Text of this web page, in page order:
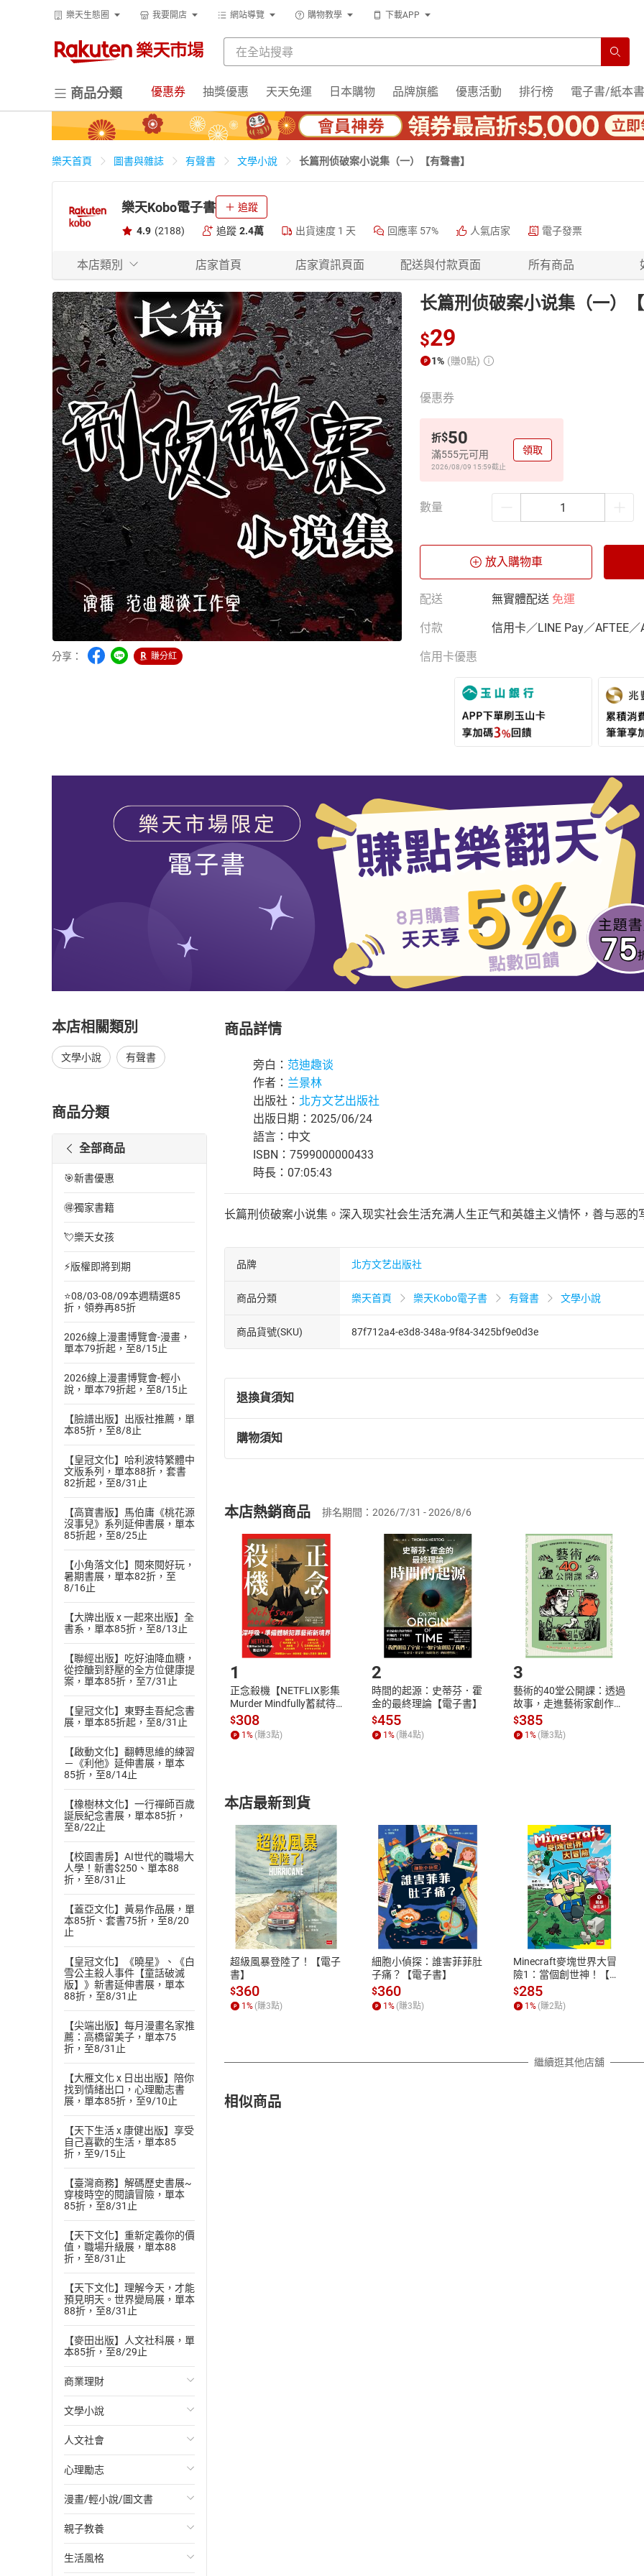
樂天生態圈 我要開店 網站導覽 購物教學 下載APP
商品分類 優惠券 抽獎優惠 天天免運 日本購物 品牌旗艦 優惠活動 排行榜 電子書/紙本書
樂天首頁 圖書與雜誌 有聲書 文學小說 长篇刑侦破案小说集（一）【有聲書】
樂天Kobo電子書 追蹤
4.9 (2188) 追蹤 2.4萬 出貨速度 1 天 回應率 57% 人氣店家 電子發票
本店類別 店家首頁 店家資訊頁面 配送與付款頁面 所有商品
分享： 賺分紅
长篇刑侦破案小说集（一）
$29
1% (賺0點)
優惠券
折$50
滿555元可用
2026/08/09 15:59截止
領取
數量
放入購物車
配送 無實體配送 免運
付款 信用卡／LINE Pay／AFTEE／
信用卡優惠
本店相關類別
文學小說 有聲書
商品分類
全部商品
🎯新書優惠
🉐獨家書籍
💘樂天女孩
⚡版權即將到期
⭐08/03-08/09本週精選85
折，領券再85折
2026線上漫畫博覽會-漫畫，
單本79折起，至8/15止
2026線上漫畫博覽會-輕小
說，單本79折起，至8/15止
【臉譜出版】出版社推薦，單
本85折，至8/8止
【皇冠文化】哈利波特繁體中
文版系列，單本88折，套書
82折起，至8/31止
【高寶書版】馬伯庸《桃花源
沒事兒》系列延伸書展，單本
85折起，至8/25止
【小角落文化】閱來閱好玩，
暑期書展，單本82折，至
8/16止
【大牌出版 x 一起來出版】全
書系，單本85折，至8/13止
【聯經出版】吃好油降血糖，
從控醣到舒壓的全方位健康提
案，單本85折，至7/31止
【皇冠文化】東野圭吾紀念書
展，單本85折起，至8/31止
【啟動文化】翻轉思維的練習
－《利他》延伸書展，單本
85折，至8/14止
【橡樹林文化】一行禪師百歲
誕辰紀念書展，單本85折，
至8/22止
【校園書房】AI世代的職場大
人學！新書$250、單本88
折，至8/31止
【蓋亞文化】黃易作品展，單
本85折、套書75折，至8/20
止
【皇冠文化】《曉星》、《白
雪公主殺人事件【童話破滅
版】》新書延伸書展，單本
88折，至8/31止
【尖端出版】每月漫畫名家推
薦：高橋留美子，單本75
折，至8/31止
【大雁文化 x 日出出版】陪你
找到情緒出口，心理勵志書
展，單本85折，至9/10止
【天下生活 x 康健出版】享受
自己喜歡的生活，單本85
折，至9/15止
【臺灣商務】解碼歷史書展~
穿梭時空的閱讀冒險，單本
85折，至8/31止
【天下文化】重新定義你的價
值，職場升級展，單本88
折，至8/31止
【天下文化】理解今天，才能
預見明天。世界變局展，單本
88折，至8/31止
【麥田出版】人文社科展，單
本85折，至8/29止
商業理財
投資理財
經濟/趨勢
財務/金融
管理/領導
職場工作術
成功法
文學小說
歐美文學
日本文學
韓國文學
華文文學
經典文學
人文社會
國際關係
政治
社會科學
台灣/中國歷史
心理勵志
心靈成長/情緒
人際關係
兩性關係
漫畫/輕小說/圖文書
輕小說
奇幻/科幻
親子教養
教育現場
生活風格
商品詳情
旁白： 范迪趣谈
作者： 兰景林
出版社： 北方文艺出版社
出版日期：2025/06/24
語言：中文
ISBN：7599000000433
時長：07:05:43
长篇刑侦破案小说集。深入现实社会生活充满人生正气和英雄主义情怀，善与恶
品牌 北方文艺出版社
商品分類 樂天首頁 樂天Kobo電子書 有聲書 文學小說
商品貨號(SKU) 87f712a4-e3d8-348a-9f84-3425bf9e0d3e
退換貨須知
退換貨規定：
(一)依消費者保護法第19條第1項後段暨通訊交易解除權合理例外情事適用
(二)消費者訂購本店鋪之商品即代表知悉本店鋪所銷售之商品為電子書，
且已下載/存取電子書，不得請求退貨退款。
退貨方式：您欲取消訂單或辦理退貨時，請登入樂天市場，並於「我的訂單
貨」，本店鋪將依您的申請進行審核，待審核通過後將為您辦理退款事宜。
請注意，樂天市場須以整筆訂單為單位進行取消/退貨，恕無法以單支商品取
購物須知
挑選商品
Choose
放入購物車
Shopping cart
登入帳號
Login
購書後，如何開始使用？
Step1.選擇閱讀載具 Step2.登入
付款方式
ATM轉帳、信用卡、LINE PAY、AFTEE
退換貨規範
本店是否提供消費者保護法七日猶
之權利，遽消費者保護法及通訊交
除權合理例外情事適用準則，依商
質各有不同規定。詳細退換貨說明
照各商品說明。
本店熱銷商品 排名期間：2026/7/31 - 2026/8/6
1
正念殺機【NETFLIX影集
Murder Mindfully蓄弒待
發】【電子書】
$308
1 % (賺3點)
2
時間的起源：史蒂芬．霍
金的最終理論【電子書】
$455
1 % (賺4點)
3
藝術的40堂公開課：透過
故事，走進藝術家創作現
場，看藝術如何誕生、如
何形塑人類生活【電子
書】
$385
1 % (賺3點)
本店最新到貨
超級風暴登陸了！【電子
書】
$360
1 % (賺3點)
細胞小偵探：誰害菲菲肚
子痛？【電子書】
$360
1 % (賺3點)
Minecraft麥塊世界大冒
險1：當個創世神！【電
子書】
$285
1 % (賺2點)
繼續逛其他店舖
相似商品